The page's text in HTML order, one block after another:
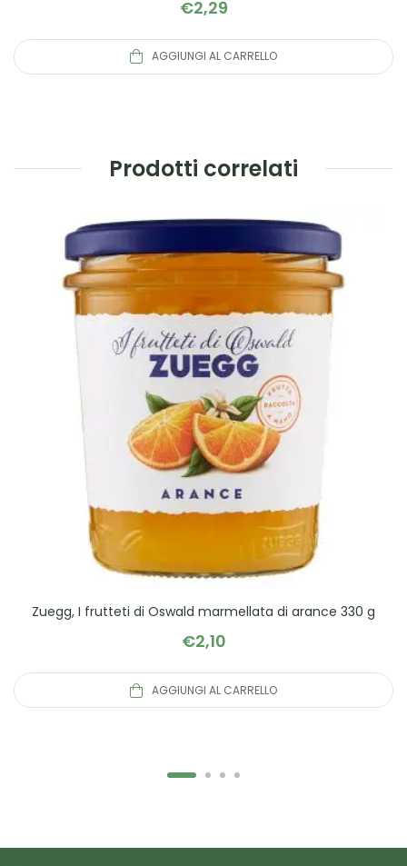
€2,29
AGGIUNGI AL CARRELLO
Prodotti correlati
Zuegg, I frutteti di Oswald marmellata di arance 330 g
€2,10
AGGIUNGI AL CARRELLO